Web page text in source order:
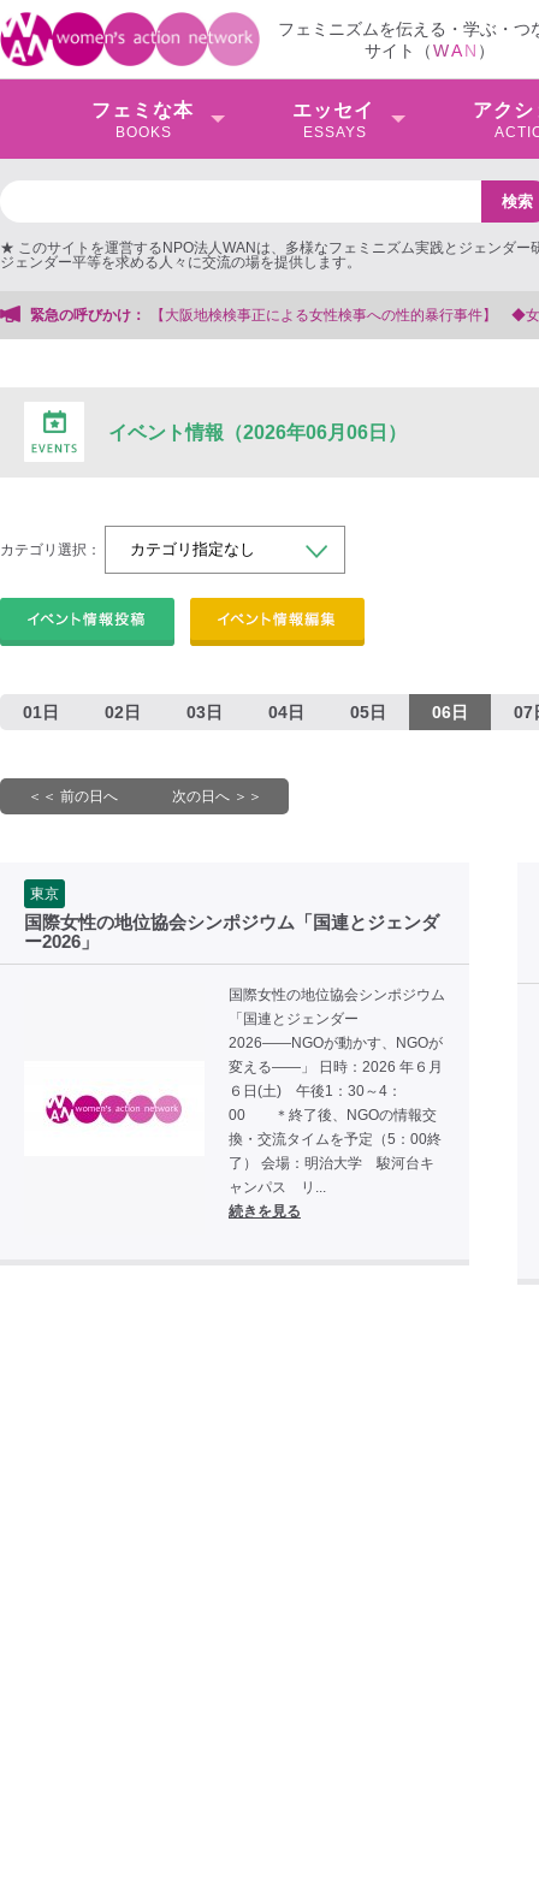
フェミニズムを伝える・学ぶ・つ
サイト（WAN ）
フェミな本
BOOKS
エッセイ
ESSAYS
アクシ
★ このサイトを運営するNPO法人WANは、多様なフェミニズム実践とジェンダー
ジェンダー平等を求める人々に交流の場を提供します。
緊急の呼びかけ：
阪地検検事正による女性検事への性的暴行事件】 ◆女性検事を支援する会事務
イベント情報（2026年06月06日）
カテゴリ選択：
01日 02日 03日 04日 05日 06日 07
＜＜ 前の日へ 次の日へ ＞＞
東京
国際女性の地位協会シンポジウム「国連とジェンダ
ー2026」
国際女性の地位協会シンポジウム
「国連とジェンダー
2026――NGOが動かす、NGOが
変える――」 日時：2026 年６月
６日(土) 午後1：30～4：
00 ＊終了後、NGOの情報交
換・交流タイムを予定（5：00終
了） 会場：明治大学 駿河台キ
ャンパス リ...
続きを見る